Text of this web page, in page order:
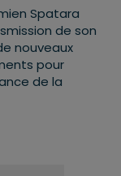
Spatara
de son
nouveaux
pour
de la